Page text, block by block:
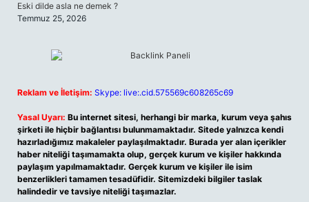
Eski dilde asla ne demek ?
Temmuz 25, 2026
Reklam ve İletişim: Skype: live:.cid.575569c608265c69
Yasal Uyarı: Bu internet sitesi, herhangi bir marka, kurum veya şahıs
şirketi ile hiçbir bağlantısı bulunmamaktadır. Sitede yalnızca kendi
hazırladığımız makaleler paylaşılmaktadır. Burada yer alan içerikler
haber niteliği taşımamakta olup, gerçek kurum ve kişiler hakkında
paylaşım yapılmamaktadır. Gerçek kurum ve kişiler ile isim
benzerlikleri tamamen tesadüfidir. Sitemizdeki bilgiler taslak
halindedir ve tavsiye niteliği taşımazlar.